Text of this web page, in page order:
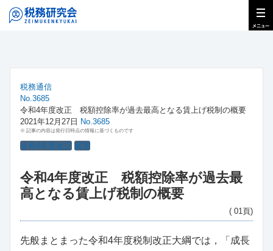
税務通信
No.3685
令和4年度改正 税額控除率が過去最高となる賃上げ税制の概要
2021年12月27日 No.3685
※ 記事の内容は発行日時点の情報に基づくものです
令和4年度改正 展望
令和4年度改正 税額控除率が過去最
高となる賃上げ税制の概要
( 01頁)
先般まとまった令和4年度税制改正大綱では，「成長